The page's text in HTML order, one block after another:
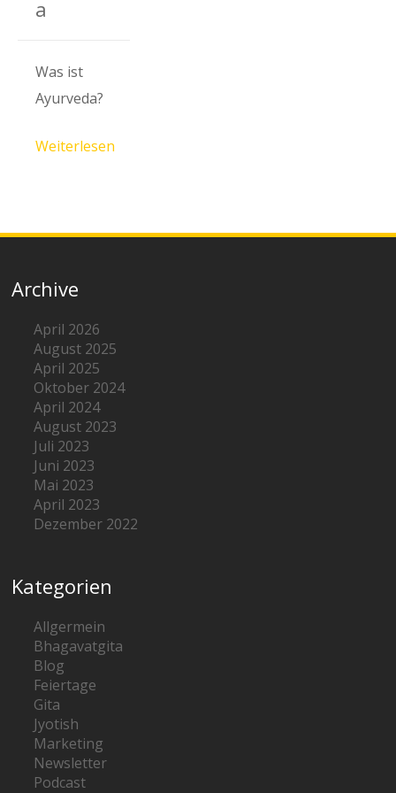
a
Was ist
Ayurveda?
Weiterlesen
Archive
April 2026
August 2025
April 2025
Oktober 2024
April 2024
August 2023
Juli 2023
Juni 2023
Mai 2023
April 2023
Dezember 2022
Kategorien
Allgermein
Bhagavatgita
Blog
Feiertage
Gita
Jyotish
Marketing
Newsletter
Podcast